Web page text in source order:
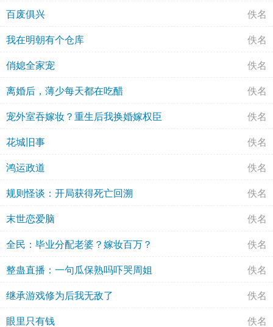
百废俱兴 佚名
我在明朝有个仓库 佚名
俏媳全家宠 佚名
离婚后，薄少每天都在吃醋 佚名
宠外室吞嫁妆？重生后我换婚嫁权臣 佚名
花城旧事 佚名
鸿运政道 佚名
规则怪谈：开局获得死亡回溯 佚名
末世恋爱脑 佚名
全民：毕业分配老婆？嫁妆百万？ 佚名
整蛊直播：一句瓜保熟吗吓哭周姐 佚名
继承游戏修为后我无敌了 佚名
眼里只有钱 佚名